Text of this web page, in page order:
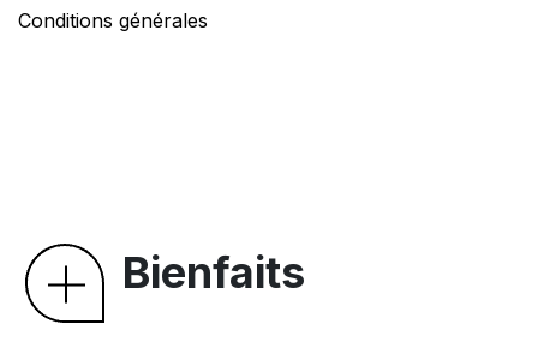
Conditions générales
Bienfaits